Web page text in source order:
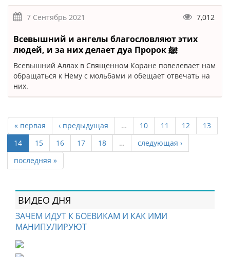
7 Сентябрь 2021 7,012
Всевышний и ангелы благословляют этих
людей, и за них делает дуа Пророк ﷺ
Всевышний Аллах в Священном Коране повелевает нам
обращаться к Нему с мольбами и обещает отвечать на
них.
« первая ‹ предыдущая … 10 11 12
13
14
15 16 17 18 …
следующая ›
последняя »
ВИДЕО ДНЯ
ЗАЧЕМ ИДУТ К БОЕВИКАМ И КАК ИМИ
МАНИПУЛИРУЮТ